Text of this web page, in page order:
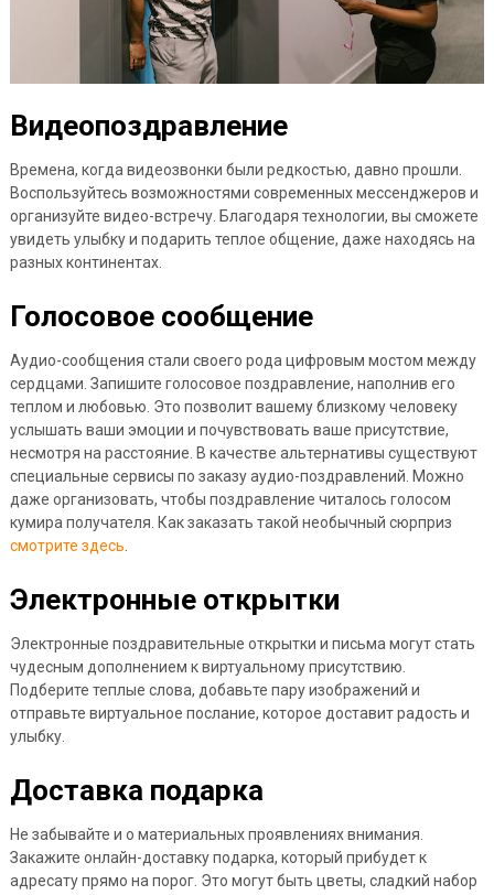
Видеопоздравление
Времена, когда видеозвонки были редкостью, давно прошли.
Воспользуйтесь возможностями современных мессенджеров и
организуйте видео-встречу. Благодаря технологии, вы сможете
увидеть улыбку и подарить теплое общение, даже находясь на
разных континентах.
Голосовое сообщение
Аудио-сообщения стали своего рода цифровым мостом между
сердцами. Запишите голосовое поздравление, наполнив его
теплом и любовью. Это позволит вашему близкому человеку
услышать ваши эмоции и почувствовать ваше присутствие,
несмотря на расстояние. В качестве альтернативы существуют
специальные сервисы по заказу аудио-поздравлений. Можно
даже организовать, чтобы поздравление читалось голосом
кумира получателя. Как заказать такой необычный сюрприз
смотрите здесь
Электронные открытки
Электронные поздравительные открытки и письма могут стать
чудесным дополнением к виртуальному присутствию.
Подберите теплые слова, добавьте пару изображений и
отправьте виртуальное послание, которое доставит радость и
улыбку.
Доставка подарка
Не забывайте и о материальных проявлениях внимания.
Закажите онлайн-доставку подарка, который прибудет к
адресату прямо на порог. Это могут быть цветы, сладкий набор